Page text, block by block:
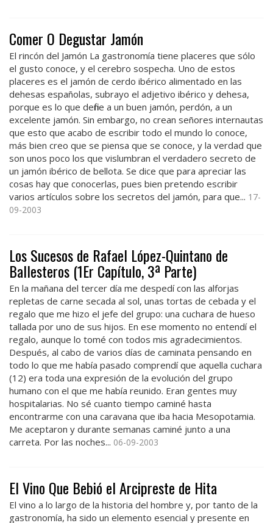
Comer O Degustar Jamón
El rincón del Jamón La gastronomía tiene placeres que sólo
el gusto conoce, y el cerebro sospecha. Uno de estos
placeres es el jamón de cerdo ibérico alimentado en las
dehesas españolas, subrayo el adjetivo ibérico y dehesa,
porque es lo que define a un buen jamón, perdón, a un
excelente jamón. Sin embargo, no crean señores internautas
que esto que acabo de escribir todo el mundo lo conoce,
más bien creo que se piensa que se conoce, y la verdad que
son unos poco los que vislumbran el verdadero secreto de
un jamón ibérico de bellota. Se dice que para apreciar las
cosas hay que conocerlas, pues bien pretendo escribir
varios artículos sobre los secretos del jamón, para que... 17-
09-2003
Los Sucesos de Rafael López-Quintano de
Ballesteros (1Er Capítulo, 3ª Parte)
En la mañana del tercer día me despedí con las alforjas
repletas de carne secada al sol, unas tortas de cebada y el
regalo que me hizo el jefe del grupo: una cuchara de hueso
tallada por uno de sus hijos. En ese momento no entendí el
regalo, aunque lo tomé con todos mis agradecimientos.
Después, al cabo de varios días de caminata pensando en
todo lo que me había pasado comprendí que aquella cuchara
(12) era toda una expresión de la evolución del grupo
humano con el que me había reunido. Eran gentes muy
hospitalarias. No sé cuanto tiempo caminé hasta
encontrarme con una caravana que iba hacia Mesopotamia.
Me aceptaron y durante semanas caminé junto a una
carreta. Por las noches... 06-09-2003
El Vino Que Bebió el Arcipreste de Hita
El vino a lo largo de la historia del hombre y, por tanto de la
gastronomía, ha sido un elemento esencial y presente en